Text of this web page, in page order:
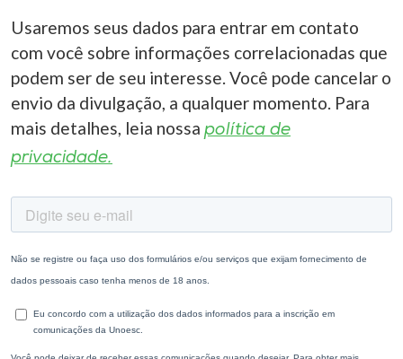
Usaremos seus dados para entrar em contato
com você sobre informações correlacionadas que
podem ser de seu interesse. Você pode cancelar o
envio da divulgação, a qualquer momento. Para
mais detalhes, leia nossa política de
privacidade.